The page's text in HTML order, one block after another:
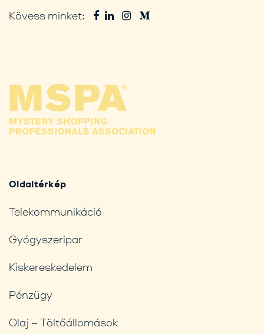
Kövess minket:
Oldaltérkép
Telekommunikáció
Gyógyszeripar
Kiskereskedelem
Pénzügy
Olaj – Töltőállomások